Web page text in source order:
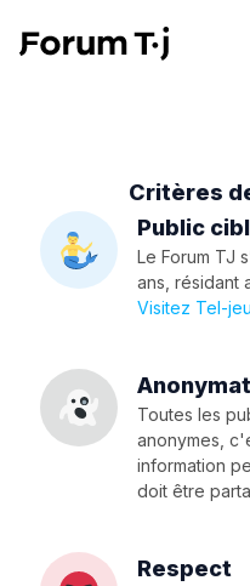
Critères
Public
Le Forum TJ
ans, résidant
Visitez Tel-
Anonymat
Toutes les
anonymes,
information
doit être
Respect